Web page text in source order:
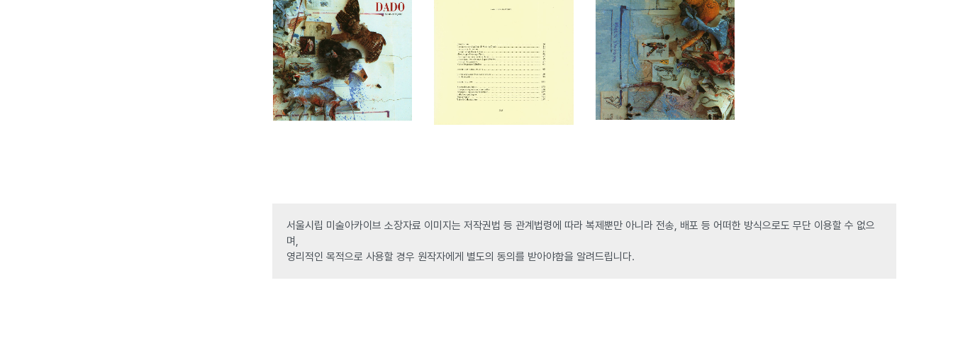
서울시립 미술아카이브 소장자료 이미지는 저작권법 등 관계법령에 따라 복제뿐만 아니라 전송, 배포 등 어떠한 방식으로도 무단 이용할 수 없으
며,
영리적인 목적으로 사용할 경우 원작자에게 별도의 동의를 받아야함을 알려드립니다.